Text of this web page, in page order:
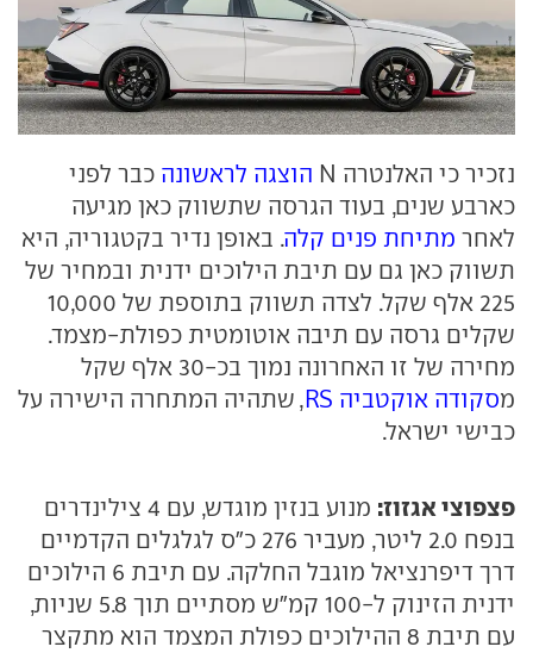
נזכיר כי האלנטרה N הוצגה לראשונה כבר לפני
כארבע שנים, בעוד הגרסה שתשווק כאן מגיעה
לאחר מתיחת פנים קלה. באופן נדיר בקטגוריה, היא
תשווק כאן גם עם תיבת הילוכים ידנית ובמחיר של
225 אלף שקל. לצדה תשווק בתוספת של 10,000
שקלים גרסה עם תיבה אוטומטית כפולת-מצמד.
מחירה של זו האחרונה נמוך בכ-30 אלף שקל
מסקודה אוקטביה RS
, שתהיה המתחרה הישירה על
כבישי ישראל.
פצפוצי אגזוז:
מנוע בנזין מוגדש, עם 4 צילינדרים
בנפח 2.0 ליטר, מעביר 276 כ"ס לגלגלים הקדמיים
דרך דיפרנציאל מוגבל החלקה. עם תיבת 6 הילוכים
ידנית הזינוק ל-100 קמ"ש מסתיים תוך 5.8 שניות,
עם תיבת 8 ההילוכים כפולת המצמד הוא מתקצר